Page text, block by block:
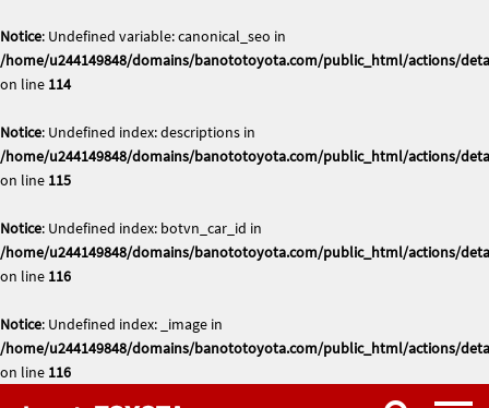
Notice: Undefined variable: canonical_seo in
/home/u244149848/domains/banototoyota.com/public_html/actions/
on line 114
Notice: Undefined index: descriptions in
/home/u244149848/domains/banototoyota.com/public_html/actions/
on line 115
Notice: Undefined index: botvn_car_id in
/home/u244149848/domains/banototoyota.com/public_html/actions/
on line 116
Notice: Undefined index: _image in
/home/u244149848/domains/banototoyota.com/public_html/actions/
on line 116